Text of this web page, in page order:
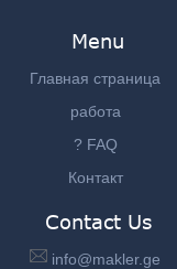
Menu
Главная страница
работа
? FAQ
Контакт
Contact Us
info@makler.ge